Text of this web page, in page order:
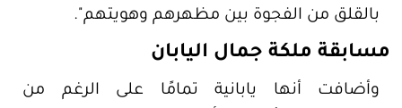
بالقلق من الفجوة بين مظهرهم وهويتهم".
مسابقة ملكة جمال اليابان
وأضافت أنها يابانية تمامًا على الرغم من